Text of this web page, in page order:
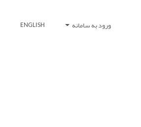
ورود به سامانه ENGLISH